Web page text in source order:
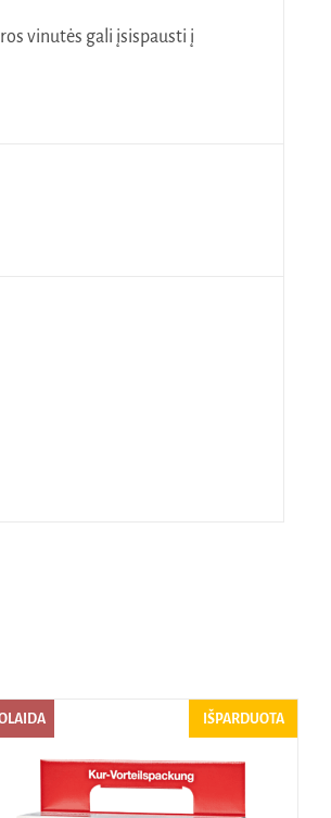
vinutės gali įsispausti į
IŠPARDUOTA